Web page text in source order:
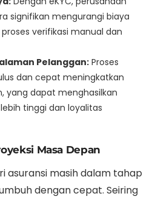
signifikan mengurangi biaya
verifikasi manual dan
Pelanggan: Proses
dan cepat meningkatkan
yang dapat menghasilkan
tinggi dan loyalitas
Masa Depan
asuransi masih dalam tahap
dengan cepat. Seiring